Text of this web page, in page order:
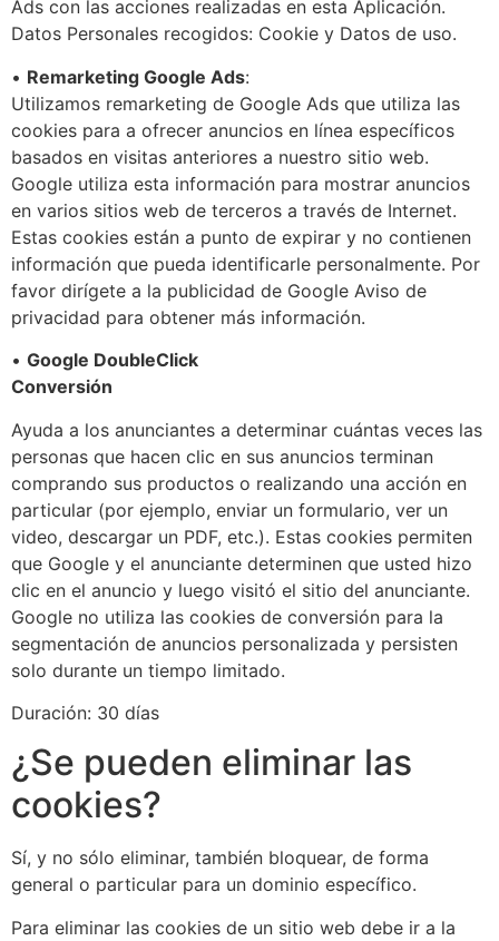
Ads con las acciones realizadas en esta Aplicación.
Datos Personales recogidos: Cookie y Datos de uso.
• Remarketing Google Ads:
Utilizamos remarketing de Google Ads que utiliza las
cookies para a ofrecer anuncios en línea específicos
basados en visitas anteriores a nuestro sitio web.
Google utiliza esta información para mostrar anuncios
en varios sitios web de terceros a través de Internet.
Estas cookies están a punto de expirar y no contienen
información que pueda identificarle personalmente. Por
favor dirígete a la publicidad de Google Aviso de
privacidad para obtener más información.
• Google DoubleClick
Conversión
Ayuda a los anunciantes a determinar cuántas veces las
personas que hacen clic en sus anuncios terminan
comprando sus productos o realizando una acción en
particular (por ejemplo, enviar un formulario, ver un
video, descargar un PDF, etc.). Estas cookies permiten
que Google y el anunciante determinen que usted hizo
clic en el anuncio y luego visitó el sitio del anunciante.
Google no utiliza las cookies de conversión para la
segmentación de anuncios personalizada y persisten
solo durante un tiempo limitado.
Duración: 30 días
¿Se pueden eliminar las
cookies?
Sí, y no sólo eliminar, también bloquear, de forma
general o particular para un dominio específico.
Para eliminar las cookies de un sitio web debe ir a la